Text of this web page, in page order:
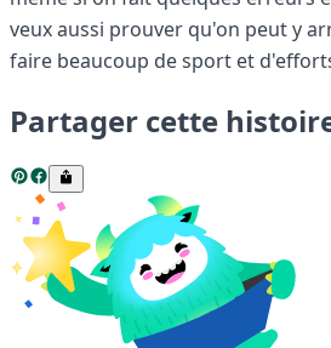
veux aussi prouver qu'on peut y
faire beaucoup de sport et
Partager cette